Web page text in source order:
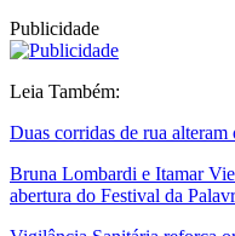
Publicidade
Leia Também:
Duas corridas de rua
Bruna Lombardi e Itamar
abertura do Festival da